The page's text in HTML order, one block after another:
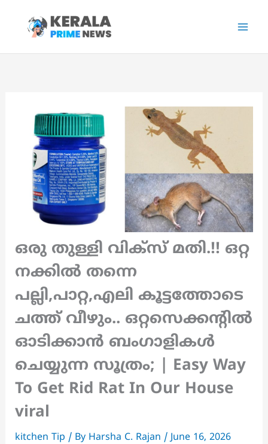
content
ഒരു തുള്ളി വിക്സ് മതി.!! ഒറ്റ
നക്കിൽ തന്നെ
പല്ലി,പാറ്റ,എലി കൂട്ടത്തോടെ
ചത്ത് വീഴും.. ഒറ്റസെക്കന്റിൽ
ഓടിക്കാൻ ബംഗാളികൾ
ചെയ്യുന്ന സൂത്രം; | Easy Way
To Get Rid Rat In Our House
viral
kitchen Tip / By Harsha C. Rajan / June 16, 2026